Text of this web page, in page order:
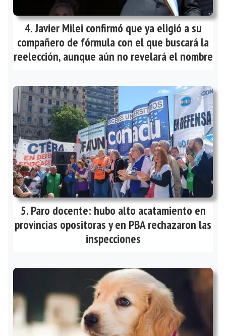
Javier Milei confirmó que ya eligió a su
compañero de fórmula con el que buscará la
reelección, aunque aún no revelará el nombre
Paro docente: hubo alto acatamiento en
provincias opositoras y en PBA rechazaron las
inspecciones